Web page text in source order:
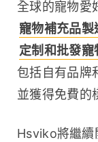
寵物補充品製
定制和批發寵
包括自有品牌
並獲得免費的
Hsviko將繼續